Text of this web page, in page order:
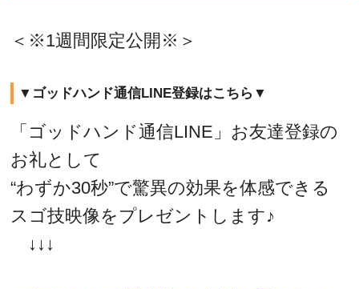
＜※1週間限定公開※＞
▼ゴッドハンド通信LINE登録はこちら▼
「ゴッドハンド通信LINE」お友達登録の
お礼として
“わずか30秒”で驚異の効果を体感できる
スゴ技映像をプレゼントします♪
↓↓↓